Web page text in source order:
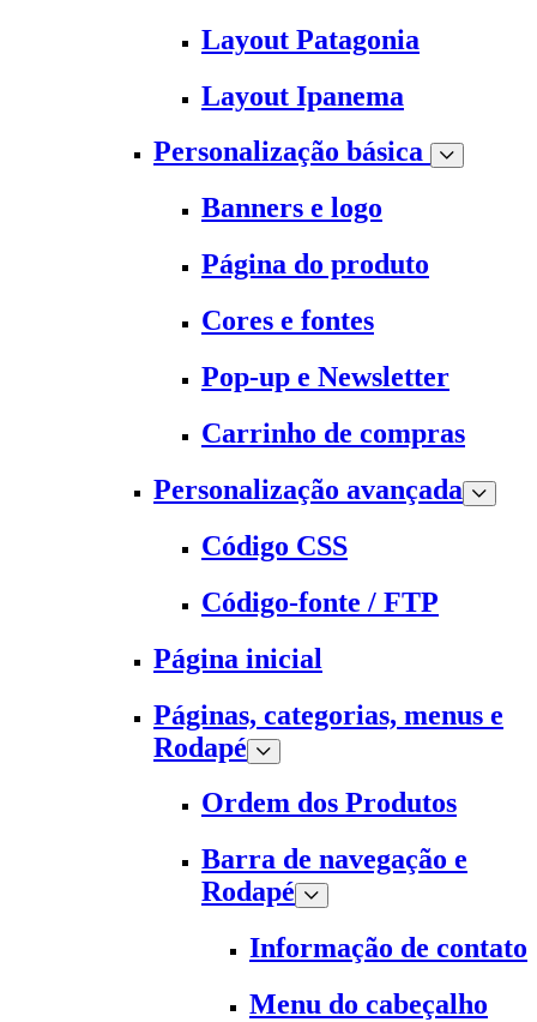
Layout Patagonia
Layout Ipanema
Personalização básica
Banners e logo
Página do produto
Cores e fontes
Pop-up e Newsletter
Carrinho de compras
Personalização avançada
Código CSS
Código-fonte / FTP
Página inicial
Páginas, categorias, menus e
Rodapé
Ordem dos Produtos
Barra de navegação e
Rodapé
Informação de contato
Menu do cabeçalho